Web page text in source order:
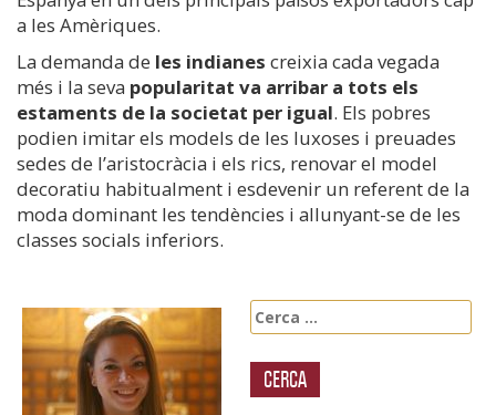
a les Amèriques.
La demanda de les indianes creixia cada vegada
més i la seva popularitat va arribar a tots els
estaments de la societat per igual. Els pobres
podien imitar els models de les luxoses i preuades
sedes de l’aristocràcia i els rics, renovar el model
decoratiu habitualment i esdevenir un referent de la
moda dominant les tendències i allunyant-se de les
classes socials inferiors.
Cerca: